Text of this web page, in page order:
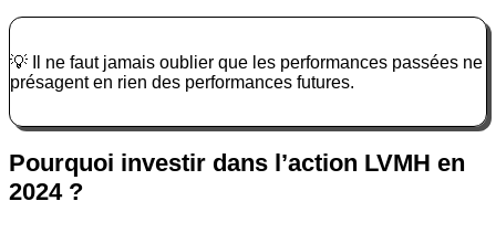
💡 Il ne faut jamais oublier que les performances passées ne
présagent en rien des performances futures.
Pourquoi investir dans l’action LVMH en
2024 ?